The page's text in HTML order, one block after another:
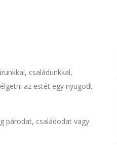
családunkkal,
az estét egy nyugodt
párodat, családodat vagy